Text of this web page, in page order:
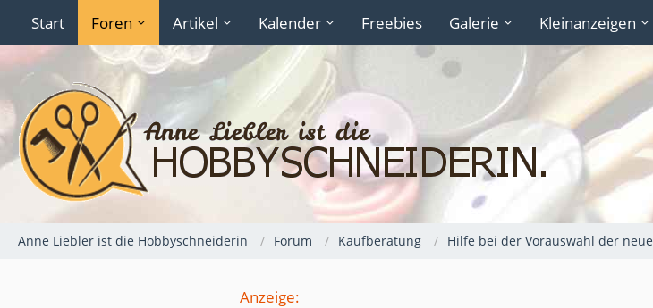
Start Foren Artikel Kalender Freebies Galerie Kleinanzeigen
Anne Liebler ist die Hobbyschneiderin Forum Kaufberatung Hilfe bei der Vorauswahl der
Anzeige: